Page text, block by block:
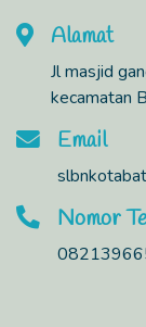
Alamat
Jl masjid
kecamatan
Email
Nomor